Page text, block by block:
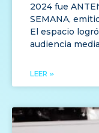
2024 fue
SEMANA,
El espacio
audiencia
LEER »